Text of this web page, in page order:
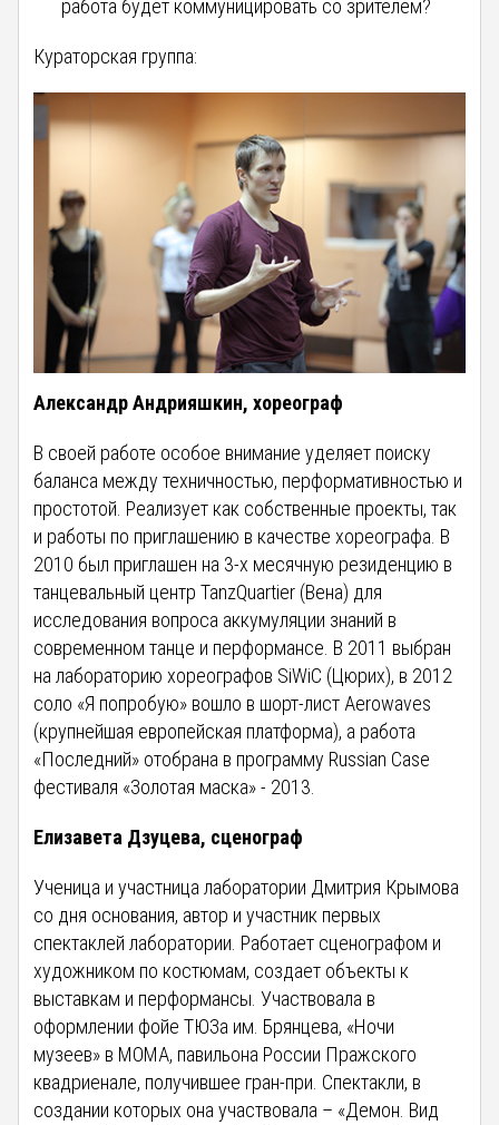
работа будет коммуницировать со зрителем?
Кураторская группа:
Александр Андрияшкин, хореограф
В своей работе особое внимание уделяет поиску
баланса между техничностью, перформативностью и
простотой. Реализует как собственные проекты, так
и работы по приглашению в качестве хореографа. В
2010 был приглашен на 3-х месячную резиденцию в
танцевальный центр TanzQuartier (Вена) для
исследования вопроса аккумуляции знаний в
современном танце и перформансе. В 2011 выбран
на лабораторию хореографов SiWiС (Цюрих), в 2012
соло «Я попробую» вошло в шорт-лист Aerowaves
(крупнейшая европейская платформа), а работа
«Последний» отобрана в программу Russian Case
фестиваля «Золотая маска» - 2013.
Елизавета Дзуцева, сценограф
Ученица и участница лаборатории Дмитрия Крымова
со дня основания, автор и участник первых
спектаклей лаборатории. Работает сценографом и
художником по костюмам, создает объекты к
выставкам и перформансы. Участвовала в
оформлении фойе ТЮЗа им. Брянцева, «Ночи
музеев» в МОМА, павильона России Пражского
квадриенале, получившее гран-при. Спектакли, в
создании которых она участвовала – «Демон. Вид